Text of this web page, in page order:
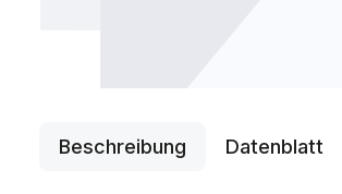
Beschreibung Datenblatt